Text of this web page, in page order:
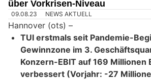
über Vorkrisen-Niveau
09.08.23 NEWS AKTUELL
Hannover (ots) –
TUI erstmals seit Pandemie-
Gewinnzone im 3.
Konzern-EBIT auf 169 Millionen
verbessert (Vorjahr: -27